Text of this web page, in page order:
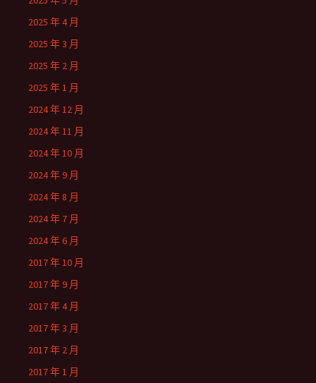
2025 年 4 月
2025 年 3 月
2025 年 2 月
2025 年 1 月
2024 年 12 月
2024 年 11 月
2024 年 10 月
2024 年 9 月
2024 年 8 月
2024 年 7 月
2024 年 6 月
2017 年 10 月
2017 年 9 月
2017 年 4 月
2017 年 3 月
2017 年 2 月
2017 年 1 月